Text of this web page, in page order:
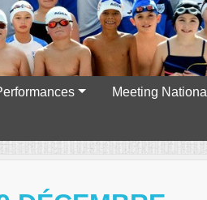
Meeting National